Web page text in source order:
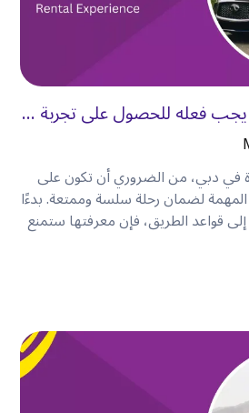
:
مع الأمتعة.
شئت.
لعدة أيام أو أكثر، غالبًا ما
الحل الأكثر عملية للنقل.
في
الكرامةوالمناطق المحيطة بها.
وسيارات الدفع الرباعي
فعله للحصول على تجربة ...
في دبي، من الضروري أن تكون على
لضمان رحلة سلسة وممتعة. بدءًا
قواعد الطريق، فإن معرفتها ستمنع